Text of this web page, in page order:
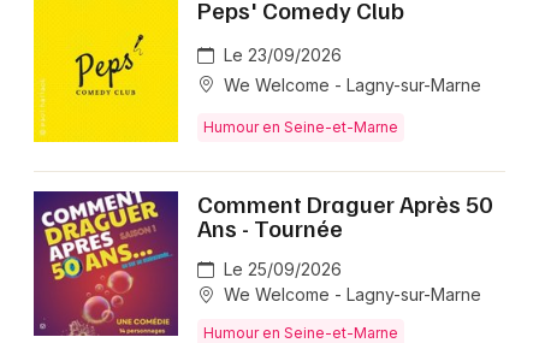
Peps' Comedy Club
Le 23/09/2026
We Welcome - Lagny-sur-Marne
Humour en Seine-et-Marne
Comment Draguer Après 50
Ans - Tournée
Le 25/09/2026
We Welcome - Lagny-sur-Marne
Humour en Seine-et-Marne